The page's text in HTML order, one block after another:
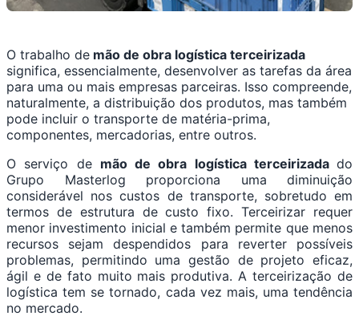
O trabalho de mão de obra logística terceirizada
significa, essencialmente, desenvolver as tarefas da área
para uma ou mais empresas parceiras. Isso compreende,
naturalmente, a distribuição dos produtos, mas também
pode incluir o transporte de matéria-prima,
componentes, mercadorias, entre outros.
O serviço de mão de obra logística terceirizada do
Grupo Masterlog proporciona uma diminuição
considerável nos custos de transporte, sobretudo em
termos de estrutura de custo fixo. Terceirizar requer
menor investimento inicial e também permite que menos
recursos sejam despendidos para reverter possíveis
problemas, permitindo uma gestão de projeto eficaz,
ágil e de fato muito mais produtiva. A terceirização de
logística tem se tornado, cada vez mais, uma tendência
no mercado.